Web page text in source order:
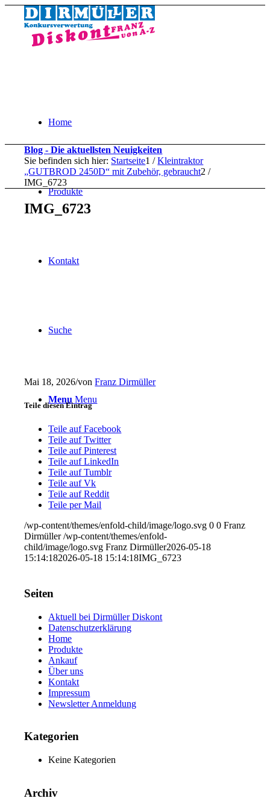
Home
Produkte
Kontakt
Suche
Menu Menu
Blog - Die aktuellsten Neuigkeiten
Sie befinden sich hier: Startseite1 / Kleintraktor
„GUTBROD 2450D“ mit Zubehör, gebraucht2 /
IMG_6723
IMG_6723
Mai 18, 2026/vonFranz Dirmüller
Teile diesen Eintrag
Teile auf Facebook
Teile auf Twitter
Teile auf Pinterest
Teile auf LinkedIn
Teile auf Tumblr
Teile auf Vk
Teile auf Reddit
Teile per Mail
/wp-content/themes/enfold-child/image/logo.svg 0 0 Franz
Dirmüller /wp-content/themes/enfold-
child/image/logo.svg Franz Dirmüller2026-05-18
15:14:182026-05-18 15:14:18IMG_6723
Seiten
Aktuell bei Dirmüller Diskont
Datenschutzerklärung
Home
Produkte
Ankauf
Über uns
Kontakt
Impressum
Newsletter Anmeldung
Kategorien
Keine Kategorien
Archiv